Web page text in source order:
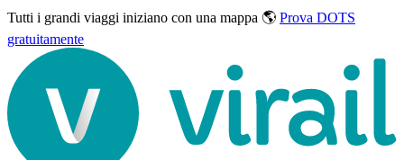
Tutti i grandi viaggi iniziano con una mappa 🌎 Prova DOTS
gratuitamente